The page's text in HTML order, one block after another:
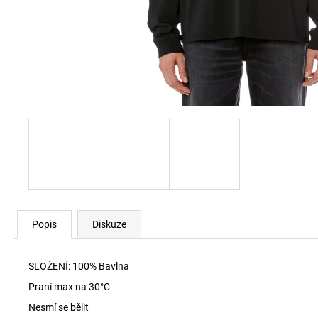
Popis Diskuze
SLOŽENÍ: 100% Bavlna
Praní max na 30°C
Nesmí se bělit
SKM-RAY-THREEPACK PONOŽKY E7694